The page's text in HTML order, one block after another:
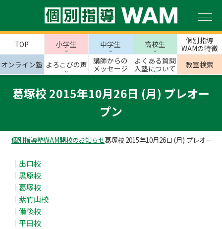
TOP 小学生 中学生 高校生
個別指導
WAMの特徴
オンライン塾 よろこびの声
講師からの
メッセージ
よくある質問
入塾について
教室検索
葛塚校 2015年10月26日 (月) プレオー
プン
個別指導塾WAM開校のお知らせ葛塚校 2015年10月26日 (月) プレオープ
｜ 出口校
｜ 黒原校
｜ 葛塚校
｜ 紫竹山校
｜ 備後校
｜ 平田校